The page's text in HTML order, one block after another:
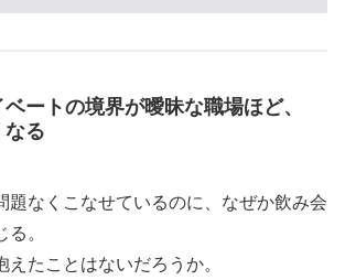
ートの境界が曖昧な職場ほど、
なる
題なくこなせているのに、なぜか飲み会
。
えたことはないだろうか。